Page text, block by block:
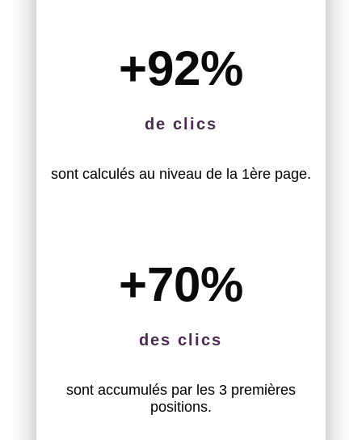
+92%
de clics
sont calculés au niveau de la 1ère page.
+70%
des clics
sont accumulés par les 3 premières
positions.